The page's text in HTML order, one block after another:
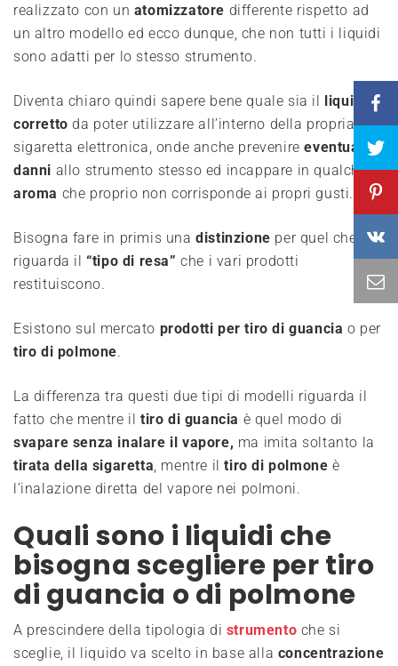
realizzato con un atomizzatore differente rispetto ad
un altro modello ed ecco dunque, che non tutti i liquidi
sono adatti per lo stesso strumento.
Diventa chiaro quindi sapere bene quale sia il liquido
corretto da poter utilizzare all’interno della propria
sigaretta elettronica, onde anche prevenire eventuali
danni allo strumento stesso ed incappare in qualche
aroma che proprio non corrisponde ai propri gusti.
Bisogna fare in primis unadistinzione per quel che
riguarda il “tipo di resa” che i vari prodotti
restituiscono.
Esistono sul mercato prodotti per tiro di guancia o per
tiro di polmone.
La differenza tra questi due tipi di modelli riguarda il
fatto che mentre il tiro di guancia è quel modo di
svapare senza inalare il vapore, ma imita soltanto la
tirata della sigaretta , mentre iltiro di polmone è
l’inalazione diretta del vapore nei polmoni.
Quali sono i liquidi che
bisogna scegliere per tiro
di guancia o di polmone
A prescindere della tipologia di strumento che si
sceglie, il liquido va scelto in base alla concentrazione